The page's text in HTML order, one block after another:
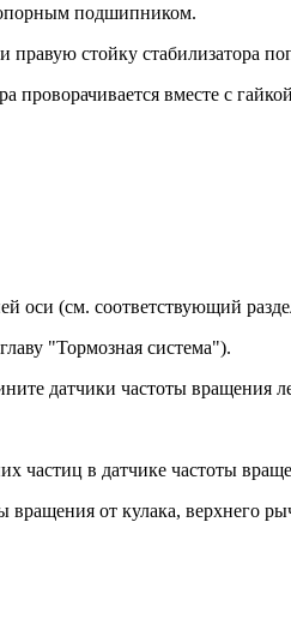
подшипником.
стойку стабилизатора
проворачивается вместе с
оси (см. соответствующий
"Тормозная система").
датчики частоты вращения
частиц в датчике частоты
от кулака, верхне­го